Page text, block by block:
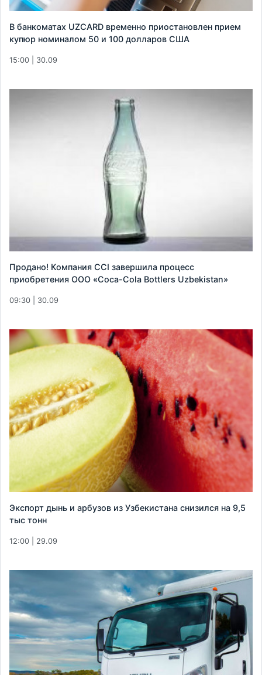
В банкоматах UZCARD временно приостановлен прием
купюр номиналом 50 и 100 долларов США
15:00 | 30.09
Продано! Компания CCI завершила процесс
приобретения ООО «Coca-Cola Bottlers Uzbekistan»
09:30 | 30.09
Экспорт дынь и арбузов из Узбекистана снизился на 9,5
тыс тонн
12:00 | 29.09